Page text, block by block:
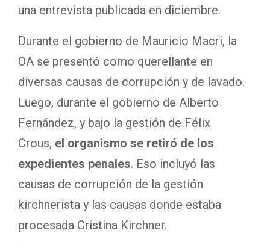
una entrevista publicada en diciembre.
Durante el gobierno de Mauricio Macri, la
OA se presentó como querellante en
diversas causas de corrupción y de lavado.
Luego, durante el gobierno de Alberto
Fernández, y bajo la gestión de Félix
Crous, el organismo se retiró de los
expedientes penales. Eso incluyó las
causas de corrupción de la gestión
kirchnerista y las causas donde estaba
procesada Cristina Kirchner.